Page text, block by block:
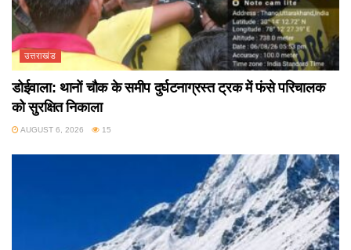
उत्तराखंड
डोईवाला: थानों चौक के समीप दुर्घटनाग्रस्त ट्रक में फंसे परिचालक
को सुरक्षित निकाला
AUGUST 6, 2026 15